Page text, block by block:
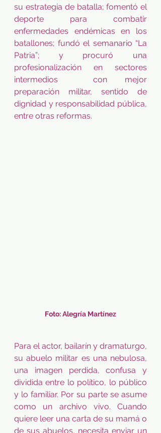
su estrategia de batalla; fomentó el
deporte para combatir
enfermedades endémicas en los
batallones; fundó el semanario “La
Patria”; y procuró una
profesionalización en sectores
intermedios  con mejor
preparación militar, sentido de
dignidad y responsabilidad pública,
entre otras reformas.
Foto: Alegría Martínez
Para el actor, bailarín y dramaturgo,
su abuelo militar es una nebulosa,
una imagen perdida, confusa y
dividida entre lo político, lo público
y lo familiar. Por su parte se asume
como un archivo vivo. Cuando
quiere leer una carta de su mamá o
de sus abuelos, necesita enviar un